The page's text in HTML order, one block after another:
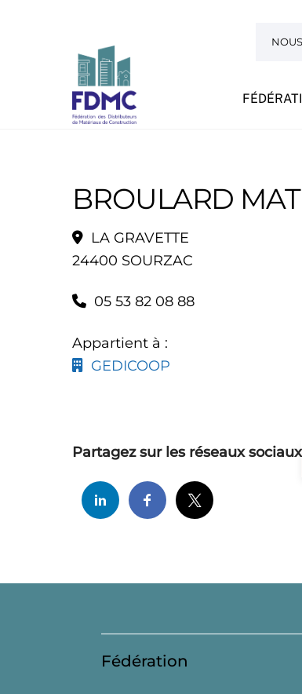
BROULARD
LA GRAVETTE
24400 SOURZAC
05 53 82 08 88
Appartient à :
GEDICOOP
Partagez sur les réseaux sociaux
Fédération